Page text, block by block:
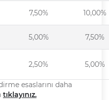
7,50% 10,00%
5,00%
7,50%
2,50% 5,00%
esaslarını daha
tıklayınız.